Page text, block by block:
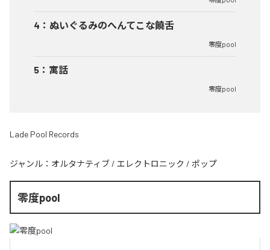
4 ： ぬいぐるみのへんてこな饒舌
零度pool
5 ： 寓話
零度pool
Lade Pool Records
ジャンル： オルタナティブ / エレクトロニック / ポップ
零度pool